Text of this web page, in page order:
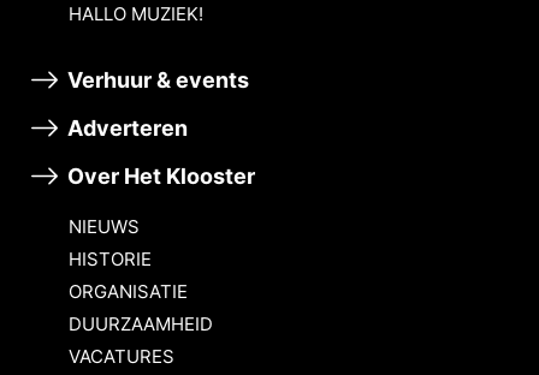
HALLO MUZIEK!
Verhuur & events
Adverteren
Over Het Klooster
NIEUWS
HISTORIE
ORGANISATIE
DUURZAAMHEID
VACATURES